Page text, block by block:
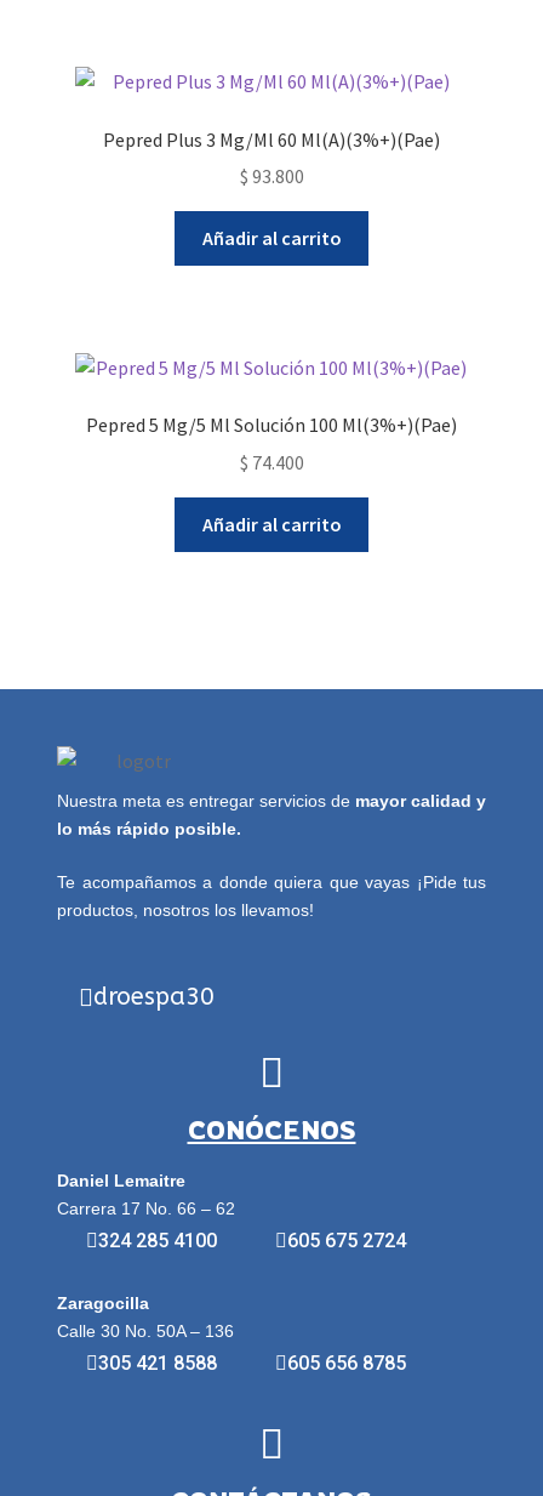
Pepred Plus 3 Mg/Ml 60 Ml(A)(3%+)(Pae)
$ 93.800
Añadir al carrito
Pepred 5 Mg/5 Ml Solución 100 Ml(3%+)(Pae)
$ 74.400
Añadir al carrito
Nuestra meta es entregar servicios de mayor calidad y
lo más rápido posible.
Te acompañamos a donde quiera que vayas ¡Pide tus
productos, nosotros los llevamos!
droespa30
CONÓCENOS
Daniel Lemaitre
Carrera 17 No. 66 – 62
324 285 4100 605 675 2724
Zaragocilla
Calle 30 No. 50A – 136
305 421 8588 605 656 8785